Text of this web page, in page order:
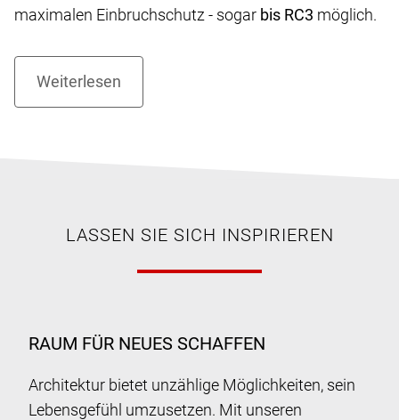
maximalen Einbruchschutz - sogar bis RC3 möglich.
LASSEN SIE SICH INSPIRIEREN
RAUM FÜR NEUES SCHAFFEN
Architektur bietet unzählige Möglichkeiten, sein
Lebensgefühl umzusetzen. Mit unseren